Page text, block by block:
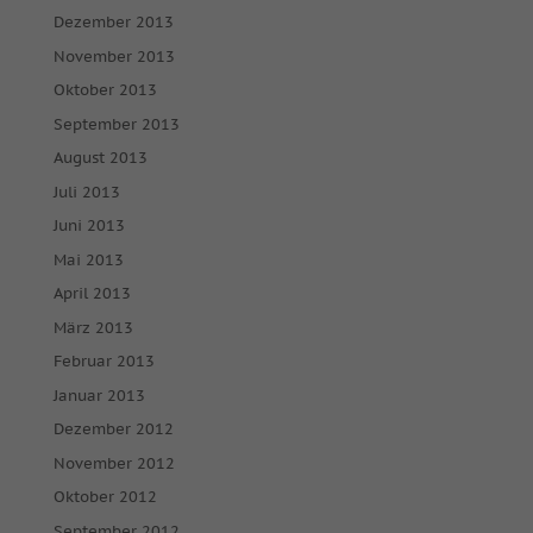
Dezember 2013
November 2013
Oktober 2013
September 2013
August 2013
Juli 2013
Juni 2013
Mai 2013
April 2013
März 2013
Februar 2013
Januar 2013
Dezember 2012
November 2012
Oktober 2012
Nur essenzielle Cookies akzeptieren
Essenziell (1)
Essenzielle Cookies ermöglichen grundlegende Funktionen und
sind für die einwandfreie Funktion der Website erforderlich.
Marketing (2)
verwendet, um personalisierte Werbung anzuzeigen. Sie tun dies,
Externe Medien (7)